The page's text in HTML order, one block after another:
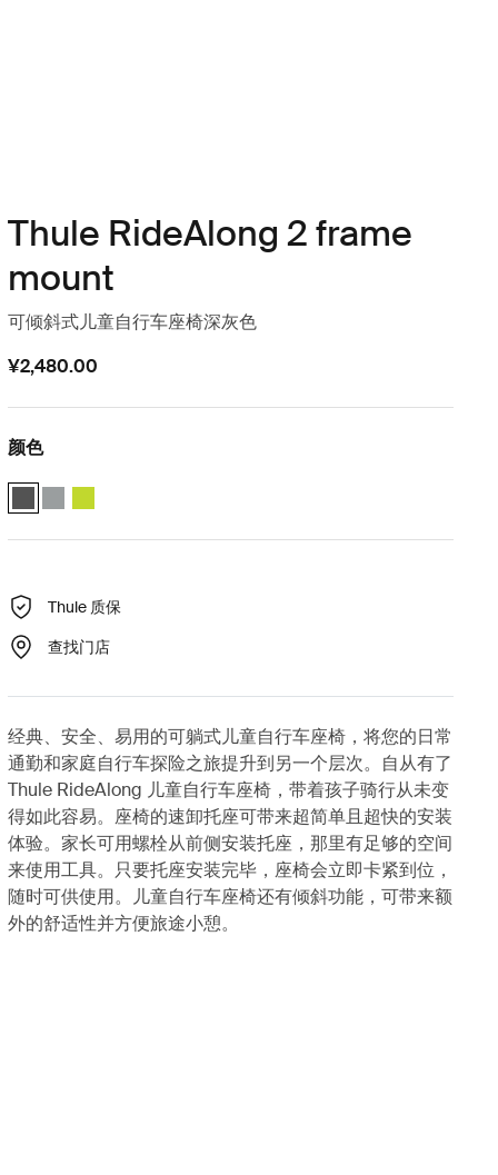
Thule RideAlong 2 frame
mount
可倾斜式儿童自行车座椅深灰色
¥2,480.00
颜色
Thule RideAlong 2 Dark Gray (selected)
Thule RideAlong 2 Light Gray
Thule RideAlong 2 Zen Lime
Thule 质保
查找门店
经典、安全、易用的可躺式儿童自行车座椅，将您的日常
通勤和家庭自行车探险之旅提升到另一个层次。自从有了
Thule RideAlong 儿童自行车座椅，带着孩子骑行从未变
得如此容易。座椅的速卸托座可带来超简单且超快的安装
体验。家长可用螺栓从前侧安装托座，那里有足够的空间
来使用工具。只要托座安装完毕，座椅会立即卡紧到位，
随时可供使用。儿童自行车座椅还有倾斜功能，可带来额
外的舒适性并方便旅途小憩。